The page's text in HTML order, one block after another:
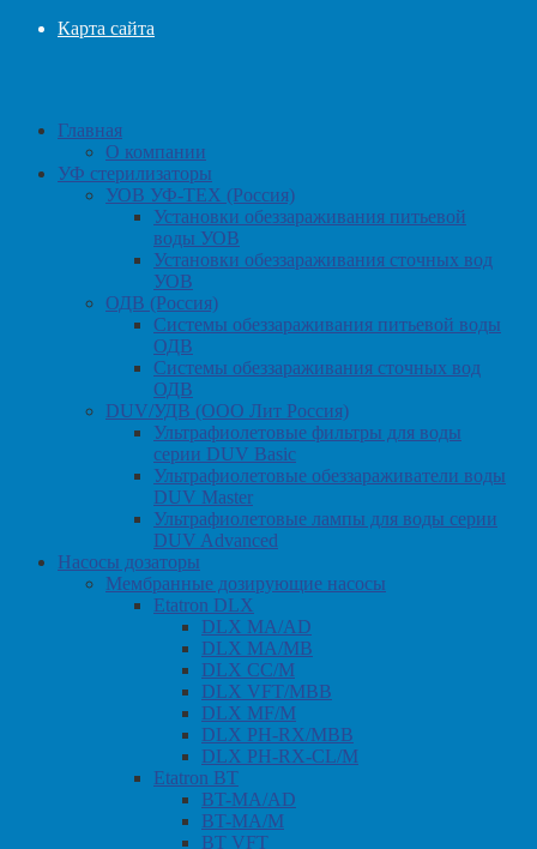
Карта сайта
Главная
О компании
УФ стерилизаторы
УОВ УФ-ТЕХ (Россия)
Установки обеззараживания питьевой
воды УОВ
Установки обеззараживания сточных вод
УОВ
ОДВ (Россия)
Системы обеззараживания питьевой воды
ОДВ
Системы обеззараживания сточных вод
ОДВ
DUV/УДВ (ООО Лит Россия)
Ультрафиолетовые фильтры для воды
серии DUV Basic
Ультрафиолетовые обеззараживатели воды
DUV Master
Ультрафиолетовые лампы для воды серии
DUV Advanced
Насосы дозаторы
Мембранные дозирующие насосы
Etatron DLX
DLX MA/AD
DLX MA/MB
DLX CC/M
DLX VFT/MBB
DLX MF/M
DLX PH-RX/MBB
DLX PH-RX-CL/M
Etatron BT
BT-MA/AD
BT-MA/M
BT VFT